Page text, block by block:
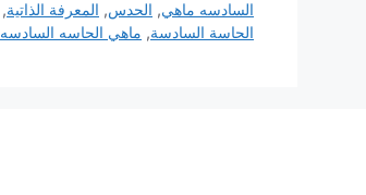
السادسه ماهي, الحدس, المعرفة الذاتية,
الحاسة السادسة, ماهي الحاسه السادسه